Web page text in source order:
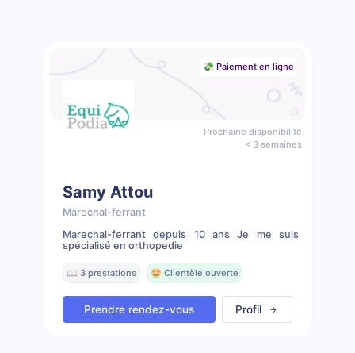
💸 Paiement en ligne
Prochaine disponibilité
< 3 semaines
Samy Attou
Marechal-ferrant
Marechal-ferrant depuis 10 ans Je me suis
spécialisé en orthopedie
📖 3 prestations 🤩 Clientèle ouverte
Prendre rendez-vous Profil